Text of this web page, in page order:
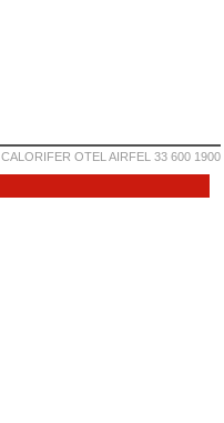
CALORIFER OTEL AIRFEL 33 600 1900